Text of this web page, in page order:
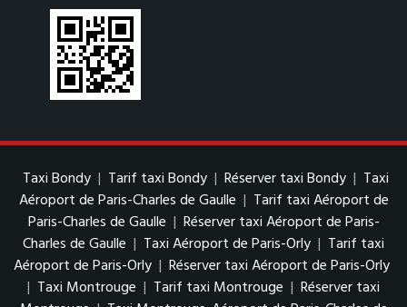
Taxi Bondy | Tarif taxi Bondy | Réserver taxi Bondy | Taxi
Aéroport de Paris-Charles de Gaulle | Tarif taxi Aéroport de
Paris-Charles de Gaulle | Réserver taxi Aéroport de Paris-
Charles de Gaulle | Taxi Aéroport de Paris-Orly | Tarif taxi
Aéroport de Paris-Orly | Réserver taxi Aéroport de Paris-Orly
| Taxi Montrouge | Tarif taxi Montrouge | Réserver taxi